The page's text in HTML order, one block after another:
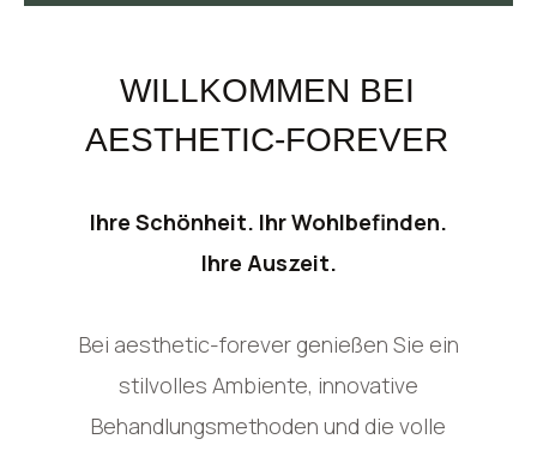
WILLKOMMEN BEI
AESTHETIC-FOREVER
Ihre Schönheit. Ihr Wohlbefinden.
Ihre Auszeit.
Bei aesthetic-forever genießen Sie ein
stilvolles Ambiente, innovative
Behandlungsmethoden und die volle